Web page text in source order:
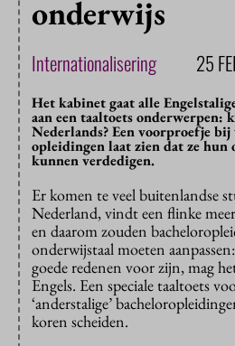
onderwijs
Internationalisering 25
Het kabinet gaat alle
aan een taaltoets onderwerpen:
Nederlands? Een voorproefje
opleidingen laat zien dat ze hun
kunnen verdedigen.
Er komen te veel buitenlandse
Nederland, vindt een flinke
en daarom zouden
onderwijstaal moeten
goede redenen voor zijn, mag
Engels. Een speciale taaltoets
‘anderstalige’
koren scheiden.